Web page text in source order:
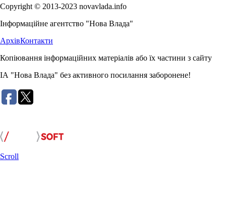
Copyright © 2013-2023 novavlada.info
Інформаційне агентство "Нова Влада"
АрхівКонтакти
Копіювання інформаційних матеріалів або їх частини з сайту
ІА "Нова Влада" без активного посилання заборонене!
Scroll